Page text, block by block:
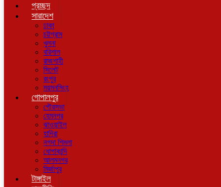
প্রচ্ছদ
সারাদেশ
ঢাকা
চট্টগ্রাম
খুলনা
বরিশাল
রাজশাহী
সিলেট
রংপুর
ময়মনসিংহ
গোপালপুর
পৌরসভা
হেমনগর
ঝাওয়াইল
হাদিরা
নগদা শিমলা
ধোপাকান্দি
আলমনগর
মির্জাপুর
টাঙ্গাইল